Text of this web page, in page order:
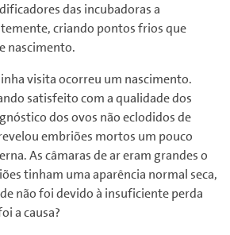
das incubadoras a
criando pontos frios que
nascimento.
visita ocorreu um nascimento.
satisfeito com a qualidade dos
dos ovos não eclodidos de
embriões mortos um pouco
As câmaras de ar eram grandes o
tinham uma aparência normal seca,
não foi devido à insuficiente perda
a causa?